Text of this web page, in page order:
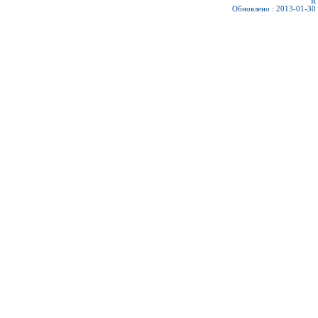
Обновлено : 2013-01-30